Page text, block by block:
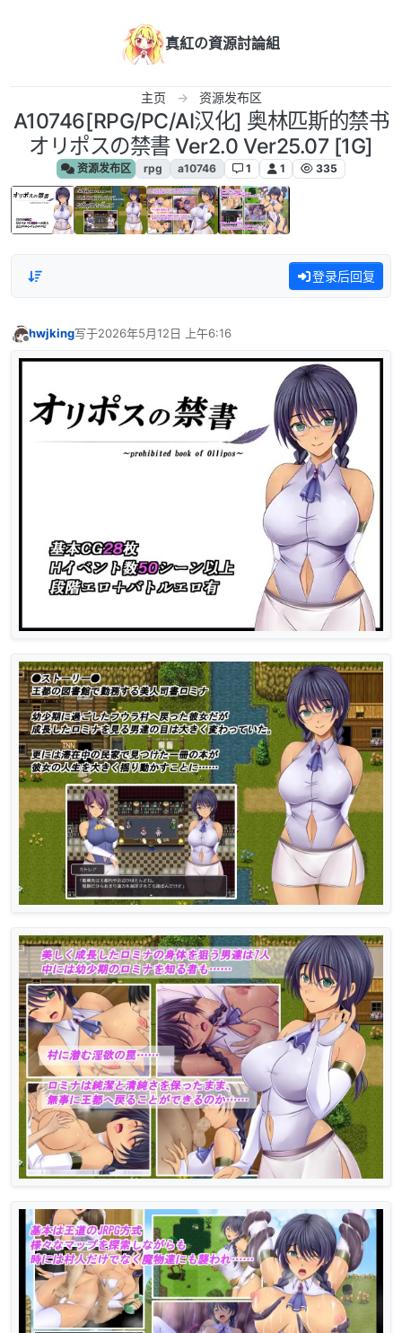
真紅の資源討論組
主页 资源发布区
A10746[RPG/PC/AI汉化] 奥林匹斯的禁书
オリポスの禁書 Ver2.0 Ver25.07 [1G]
资源发布区 rpg a10746 1 1 335
登录后回复
hwjking写于2026年5月12日 上午6:16
最后由 编辑